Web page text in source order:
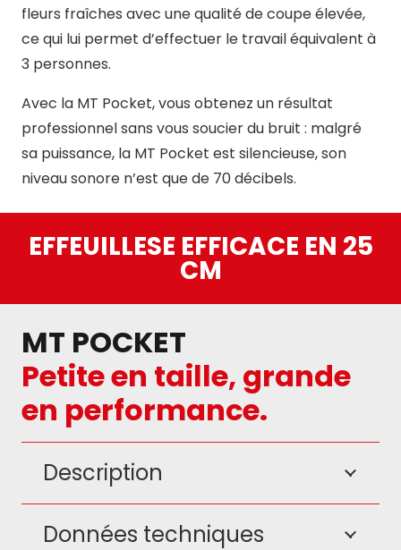
fleurs fraîches avec une qualité de coupe élevée,
ce qui lui permet d’effectuer le travail équivalent à
3 personnes.
Avec la MT Pocket, vous obtenez un résultat
professionnel sans vous soucier du bruit : malgré
sa puissance, la MT Pocket est silencieuse, son
niveau sonore n’est que de 70 décibels.
EFFEUILLESE EFFICACE EN 25
CM
MT POCKET
Petite en taille, grande
en performance.
Description
Données techniques